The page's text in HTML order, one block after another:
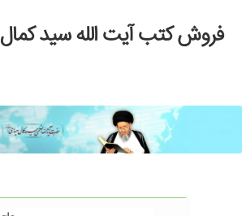
Skip
to
Skip
to
فروش کتب آیت الله سید
خانه
#97 (بدون عنوان)